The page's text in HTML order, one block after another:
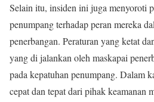
Selain itu, insiden ini juga menyoroti
penumpang terhadap peran mereka
penerbangan. Peraturan yang ketat
yang di jalankan oleh maskapai
pada kepatuhan penumpang. Dalam
cepat dan tepat dari pihak keamanan